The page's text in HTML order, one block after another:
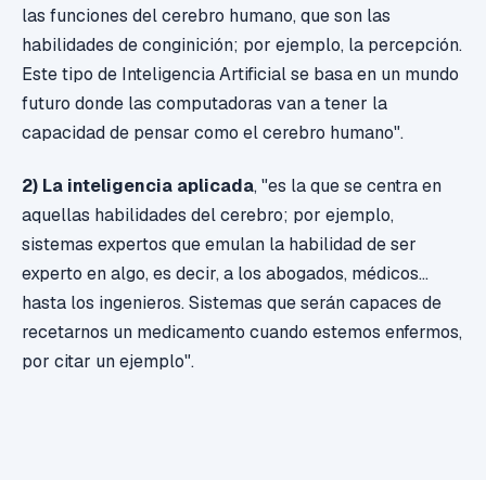
las funciones del cerebro humano, que son las
habilidades de conginición; por ejemplo, la percepción.
Este tipo de Inteligencia Artificial se basa en un mundo
futuro donde las computadoras van a tener la
capacidad de pensar como el cerebro humano".
2) La inteligencia aplicada, "es la que se centra en
aquellas habilidades del cerebro; por ejemplo,
sistemas expertos que emulan la habilidad de ser
experto en algo, es decir, a los abogados, médicos...
hasta los ingenieros. Sistemas que serán capaces de
recetarnos un medicamento cuando estemos enfermos,
por citar un ejemplo".